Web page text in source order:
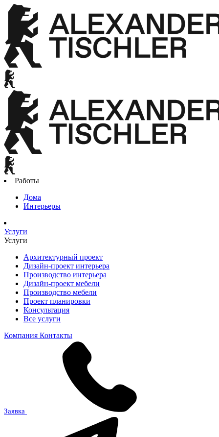
Работы
Дома
Интерьеры
Услуги
Услуги
Архитектурный проект
Дизайн-проект интерьера
Производство интерьера
Дизайн-проект мебели
Производство мебели
Проект планировки
Консультация
Все услуги
Компания Контакты
Заявка